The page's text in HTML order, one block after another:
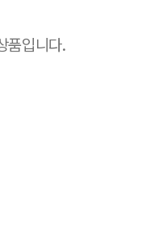
품입니다.